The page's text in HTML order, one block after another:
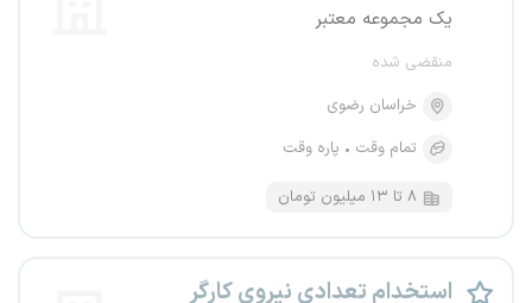
یک مجموعه معتبر
منقضی شده
خراسان رضوی
تمام وقت
پاره وقت
۸ تا ۱۳ میلیون تومان
استخدام تعدادی نیروی کارگر